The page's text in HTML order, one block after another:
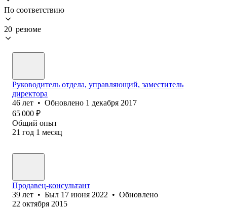
По соответствию
20 резюме
Руководитель отдела, управляющий, заместитель
директора
46 лет • Обновлено 1 декабря 2017
65 000 ₽
Общий опыт
21 год 1 месяц
Продавец-консультант
39 лет • Был 17 июня 2022 • Обновлено
22 октября 2015